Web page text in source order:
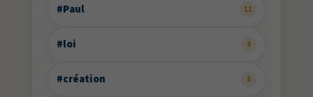
#Paul 11
#loi 9
#création 8